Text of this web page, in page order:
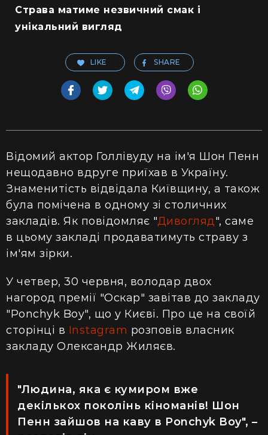
Страва матиме незвичний смак і
унікальний вигляд
LIKE SHARE
Відомий актор Голлівуду на ім'я Шон Пенн
нещодавно вдруге приїхав в Україну.
Знаменитість відвідала Київщину, а також
була помічена в одному зі столичних
закладів. Як повідомляє "Дивогляд", саме
в цьому закладі продаватимуть страву з
ім'ям зірки.
У четвер, 30 червня, володар двох
нагород премії "Оскар" завітав до закладу
"Ponchyk Boy", що у Києві. Про це на своїй
сторінці в Instagram розповів власник
закладу Олександр Жиляєв.
"Людина, яка є кумиром вже
декількох поколінь кіноманів! Шон
Пенн зайшов на каву в Рonchyk Вoy", –